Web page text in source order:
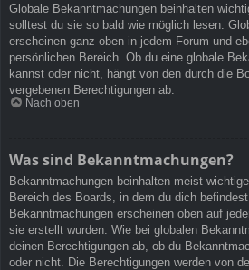
Globale Bekanntmachungen beinhalten
solltest du sie so bald wie möglich lesen.
erscheinen ganz oben in jedem Forum und
persönlichen Bereich. Ob du eine globale
kannst oder nicht, hängt von den durch die
vergebenen Berechtigungen ab.
Nach oben
Was sind Bekanntmachungen?
Bekanntmachungen beinhalten meist
Bereich des Boards, in dem du dich
Bekanntmachungen erscheinen oben auf
sie erstellt wurden. Wie bei globalen
deinen Berechtigungen ab, ob du
oder nicht. Die Berechtigungen werden von